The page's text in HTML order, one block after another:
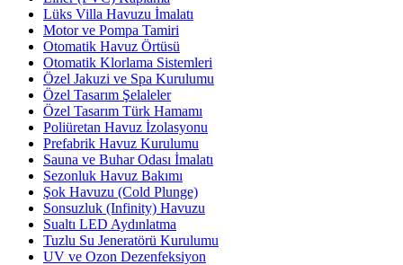
Lüks Villa Havuzu İmalatı
Motor ve Pompa Tamiri
Otomatik Havuz Örtüsü
Otomatik Klorlama Sistemleri
Özel Jakuzi ve Spa Kurulumu
Özel Tasarım Şelaleler
Özel Tasarım Türk Hamamı
Poliüretan Havuz İzolasyonu
Prefabrik Havuz Kurulumu
Sauna ve Buhar Odası İmalatı
Sezonluk Havuz Bakımı
Şok Havuzu (Cold Plunge)
Sonsuzluk (Infinity) Havuzu
Sualtı LED Aydınlatma
Tuzlu Su Jeneratörü Kurulumu
UV ve Ozon Dezenfeksiyon